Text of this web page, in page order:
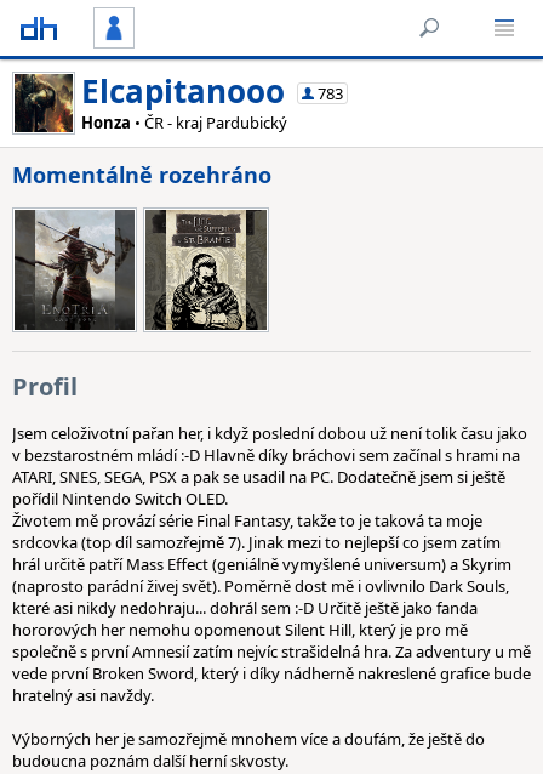
Elcapitanooo
783
Honza • ČR - kraj Pardubický
Momentálně rozehráno
Profil
Jsem celoživotní pařan her, i když poslední dobou už není tolik času jako
v bezstarostném mládí :-D Hlavně díky bráchovi sem začínal s hrami na
ATARI, SNES, SEGA, PSX a pak se usadil na PC. Dodatečně jsem si ještě
pořídil Nintendo Switch OLED.
Životem mě provází série Final Fantasy, takže to je taková ta moje
srdcovka (top díl samozřejmě 7). Jinak mezi to nejlepší co jsem zatím
hrál určitě patří Mass Effect (geniálně vymyšlené universum) a Skyrim
(naprosto parádní živej svět). Poměrně dost mě i ovlivnilo Dark Souls,
které asi nikdy nedohraju... dohrál sem :-D Určitě ještě jako fanda
hororových her nemohu opomenout Silent Hill, který je pro mě
společně s první Amnesií zatím nejvíc strašidelná hra. Za adventury u mě
vede první Broken Sword, který i díky nádherně nakreslené grafice bude
hratelný asi navždy.
Výborných her je samozřejmě mnohem více a doufám, že ještě do
budoucna poznám další herní skvosty.